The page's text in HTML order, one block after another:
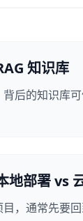
知识库
后的知识库
地部署 vs
，通常先要